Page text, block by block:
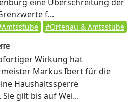
f...
#Ortenau & Amtsstube
Wirkung hat
Markus Ibert für die
Haushaltssperre
gilt bis auf Wei...